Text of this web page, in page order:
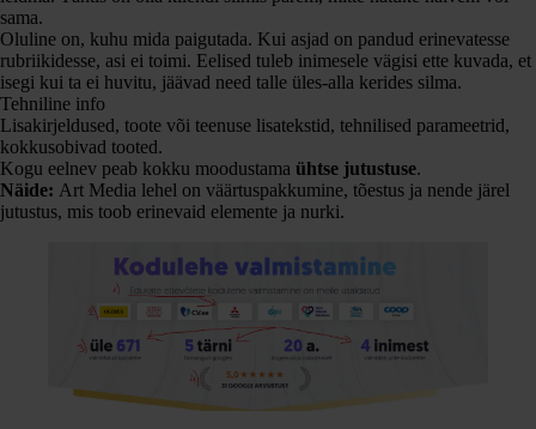
sama.
Oluline on, kuhu mida paigutada. Kui asjad on pandud erinevatesse
rubriikidesse, asi ei toimi. Eelised tuleb inimesele vägisi ette kuvada, et
isegi kui ta ei huvitu, jäävad need talle üles-alla kerides silma.
Tehniline info
Lisakirjeldused, toote või teenuse lisatekstid, tehnilised parameetrid,
kokkusobivad tooted.
Kogu eelnev peab kokku moodustama ühtse jutustuse.
Näide: Art Media lehel on väärtuspakkumine, tõestus ja nende järel
jutustus, mis toob erinevaid elemente ja nurki.